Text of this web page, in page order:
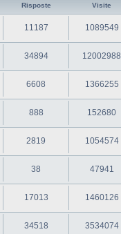
Risposte Visite
11187 1089549
34894 12002988
6608 1366255
888 152680
2819 1054574
38 47941
17013 1460126
34518 3534074